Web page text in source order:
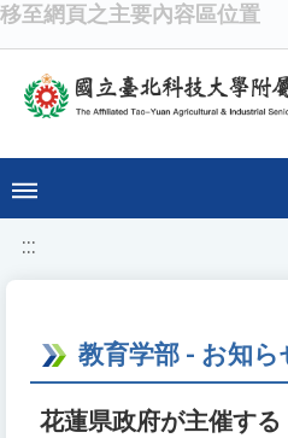
移至網頁之主要內容區位置
:::
教育学部 - お知ら
花蓮県政府が主催す